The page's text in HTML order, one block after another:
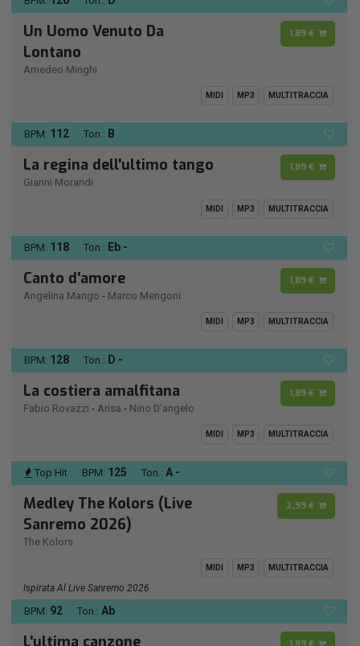
Un Uomo Venuto Da
Lontano
Amedeo Minghi
1,89 €
MIDI MP3 MULTITRACCIA
BPM: 112 Ton.: B
La regina dell'ultimo tango
Gianni Morandi
1,89 €
MIDI MP3 MULTITRACCIA
BPM: 118 Ton.: Eb -
Canto d'amore
Angelina Mango - Marco Mengoni
1,89 €
MIDI MP3 MULTITRACCIA
BPM: 128 Ton.: D -
La costiera amalfitana
Fabio Rovazzi - Arisa - Nino D'angelo
1,89 €
MIDI MP3 MULTITRACCIA
Top Hit BPM: 125 Ton.: A -
Medley The Kolors (Live
Sanremo 2026)
The Kolors
2,99 €
MIDI MP3 MULTITRACCIA
Ispirata Al Live Sanremo 2026
BPM: 92 Ton.: Ab